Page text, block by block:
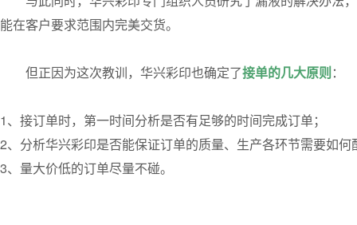
能在客户要求范围内完美交货。
但正因为这次教训，华兴彩印也确定了接单的几大原则：
1、接订单时，第一时间分析是否有足够的时间完成订单；
2、分析华兴彩印是否能保证订单的质量、生产各环节需要如何
3、量大价低的订单尽量不碰。